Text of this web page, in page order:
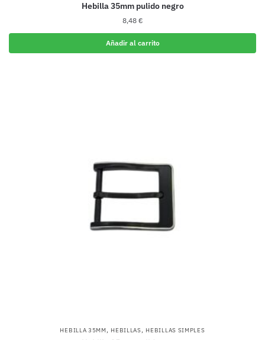
Hebilla 35mm pulido negro
8,48 €
Añadir al carrito
HEBILLA 35MM, HEBILLAS, HEBILLAS SIMPLES